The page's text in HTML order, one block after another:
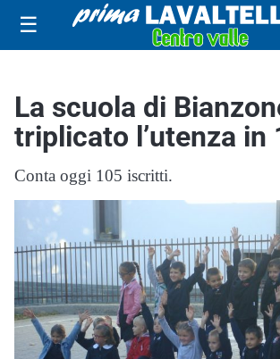
☰
La scuola di
triplicato l’utenza in
Conta oggi 105 iscritti.